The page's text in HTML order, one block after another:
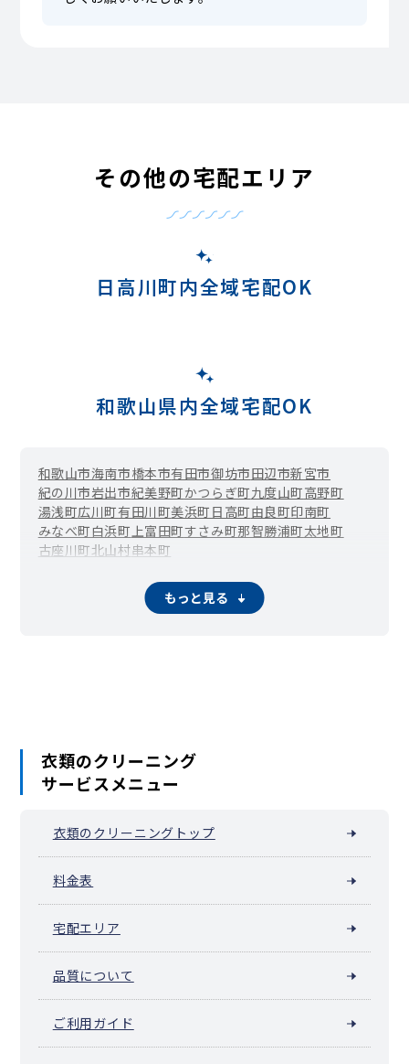
その他の宅配エリア
日高川町内全域宅配OK
和歌山県内全域宅配OK
和歌山市海南市橋本市有田市御坊市田辺市新宮市
紀の川市岩出市紀美野町かつらぎ町九度山町高野町
湯浅町広川町有田川町美浜町 日高町由良町印南町
みなべ町白浜町上富田町すさみ町那智勝浦町太地町
古座川町北山村串本町
もっと見る
衣類のクリーニング
サービスメニュー
衣類のクリーニングトップ
料金表
宅配エリア
品質について
ご利用ガイド